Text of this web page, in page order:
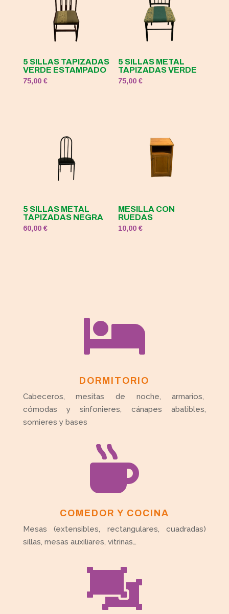
5 SILLAS TAPIZADAS
VERDE ESTAMPADO
75,00 €
5 SILLAS METAL
TAPIZADAS VERDE
75,00€
5 SILLAS METAL
TAPIZADAS NEGRA
60,00 €
MESILLA CON
RUEDAS
10,00€

DORMITORIO
Cabeceros, mesitas de noche, armarios,
cómodas y sinfonieres, cánapes abatibles,
somieres y bases

COMEDOR Y COCINA
Mesas (extensibles, rectangulares, cuadradas)
sillas, mesas auxiliares, vitrinas…
